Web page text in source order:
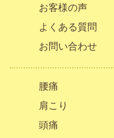
お客様の声
よくある質問
お問い合わせ
腰痛
肩こり
頭痛